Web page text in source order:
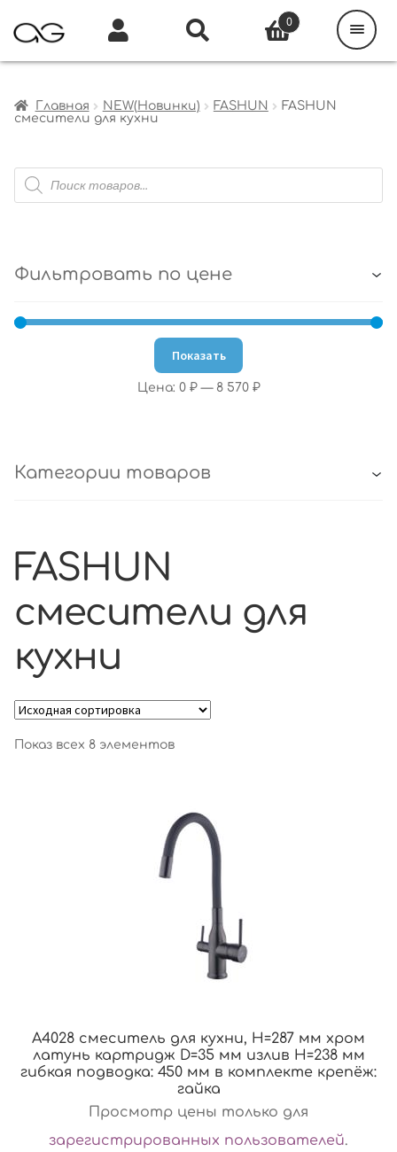
Главная NEW(Новинки) FASHUN
FASHUN
смесители для кухни
Поиск
товаров
Фильтровать по цене
Показать
Цена: 0 ₽— 8 570 ₽
Категории товаров
FASHUN
смесители для
кухни
Показ всех 8 элементов
A4028 смеситель для кухни, H=287 мм хром
латунь картридж D=35 мм излив H=238 мм
гибкая подводка: 450 мм в комплекте крепёж:
гайка
Просмотр цены только для
зарегистрированных пользователей.
0